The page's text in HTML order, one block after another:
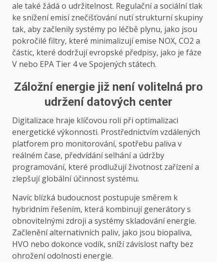
ale také žádá o udržitelnost. Regulační a sociální tlak
ke snížení emisí znečišťování nutí strukturní skupiny
tak, aby začlenily systémy po léčbě plynu, jako jsou
pokročilé filtry, které minimalizují emise NOX, CO2 a
částic, které dodržují evropské předpisy, jako je fáze
V nebo EPA Tier 4 ve Spojených státech.
Záložní energie již není volitelná pro
udržení datových center
Digitalizace hraje klíčovou roli při optimalizaci
energetické výkonnosti. Prostřednictvím vzdálených
platforem pro monitorování, spotřebu paliva v
reálném čase, předvídání selhání a údržby
programování, které prodlužují životnost zařízení a
zlepšují globální účinnost systému.
Navíc blízká budoucnost postupuje směrem k
hybridním řešením, která kombinují generátory s
obnovitelnými zdroji a systémy skladování energie.
Začlenění alternativních paliv, jako jsou biopaliva,
HVO nebo dokonce vodík, sníží závislost nafty bez
ohrožení odolnosti energie.